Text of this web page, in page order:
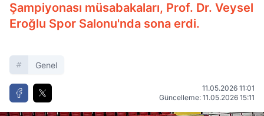
Şampiyonası müsabakaları, Prof. Dr. Veysel
Eroğlu Spor Salonu'nda sona erdi.
Genel
11.05.2026 11:01
Güncelleme: 11.05.2026 15:11